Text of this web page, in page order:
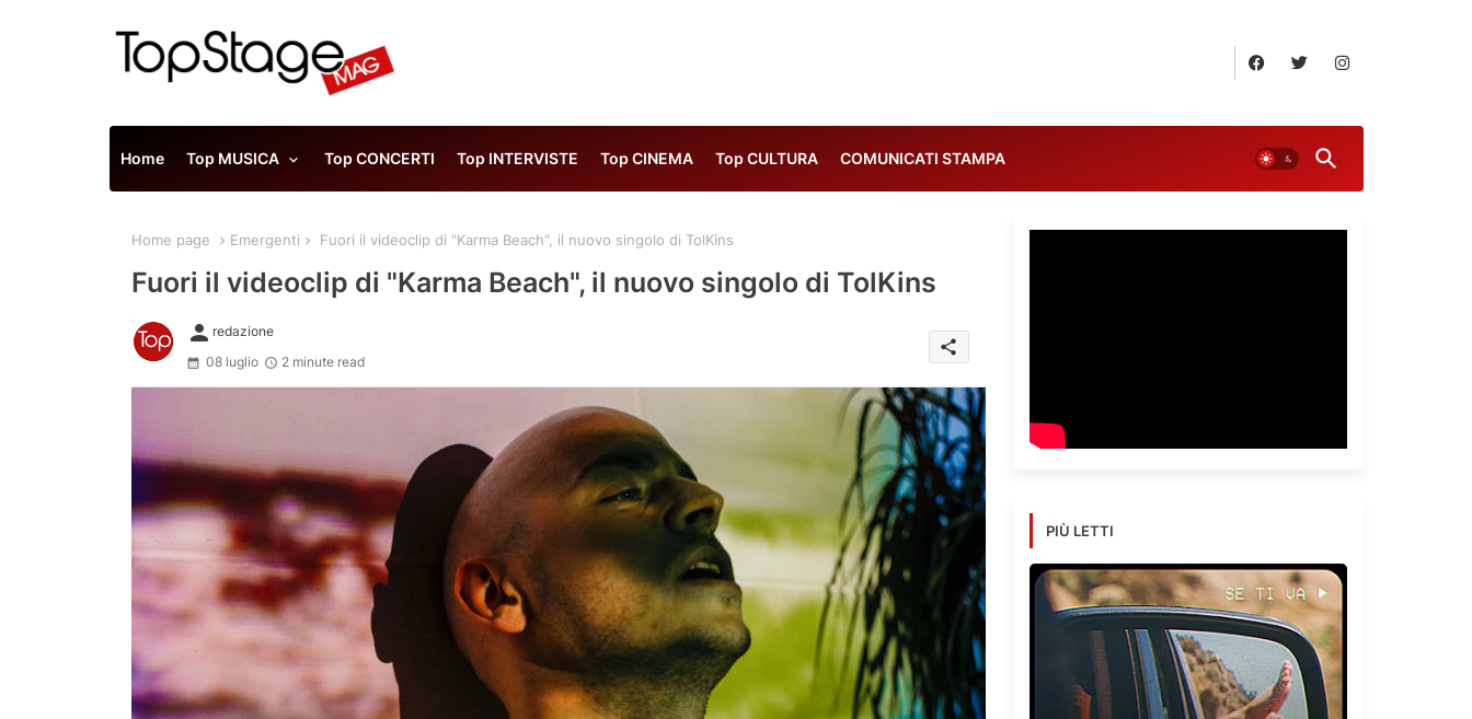
Home Top MUSICA Top CONCERTI Top INTERVISTE Top CINEMA Top CULTURA COMUNICATI STAMPA
Home page Emergenti Fuori il videoclip di "Karma Beach", il nuovo singolo di TolKins
Fuori il videoclip di "Karma Beach", il nuovo singolo di TolKins
person redazione
08 luglio
2 minute read
share
PIÙ LETTI